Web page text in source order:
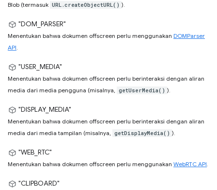
Blob (termasuk URL.createObjectURL() ).
"DOM_PARSER"
Menentukan bahwa dokumen offscreen perlu menggunakan DOMParser
API.
"USER_MEDIA"
Menentukan bahwa dokumen offscreen perlu berinteraksi dengan aliran
media dari media pengguna (misalnya, getUserMedia() ).
"DISPLAY_MEDIA"
Menentukan bahwa dokumen offscreen perlu berinteraksi dengan aliran
media dari media tampilan (misalnya, getDisplayMedia() ).
"WEB_RTC"
Menentukan bahwa dokumen offscreen perlu menggunakan WebRTC API.
"CLIPBOARD"